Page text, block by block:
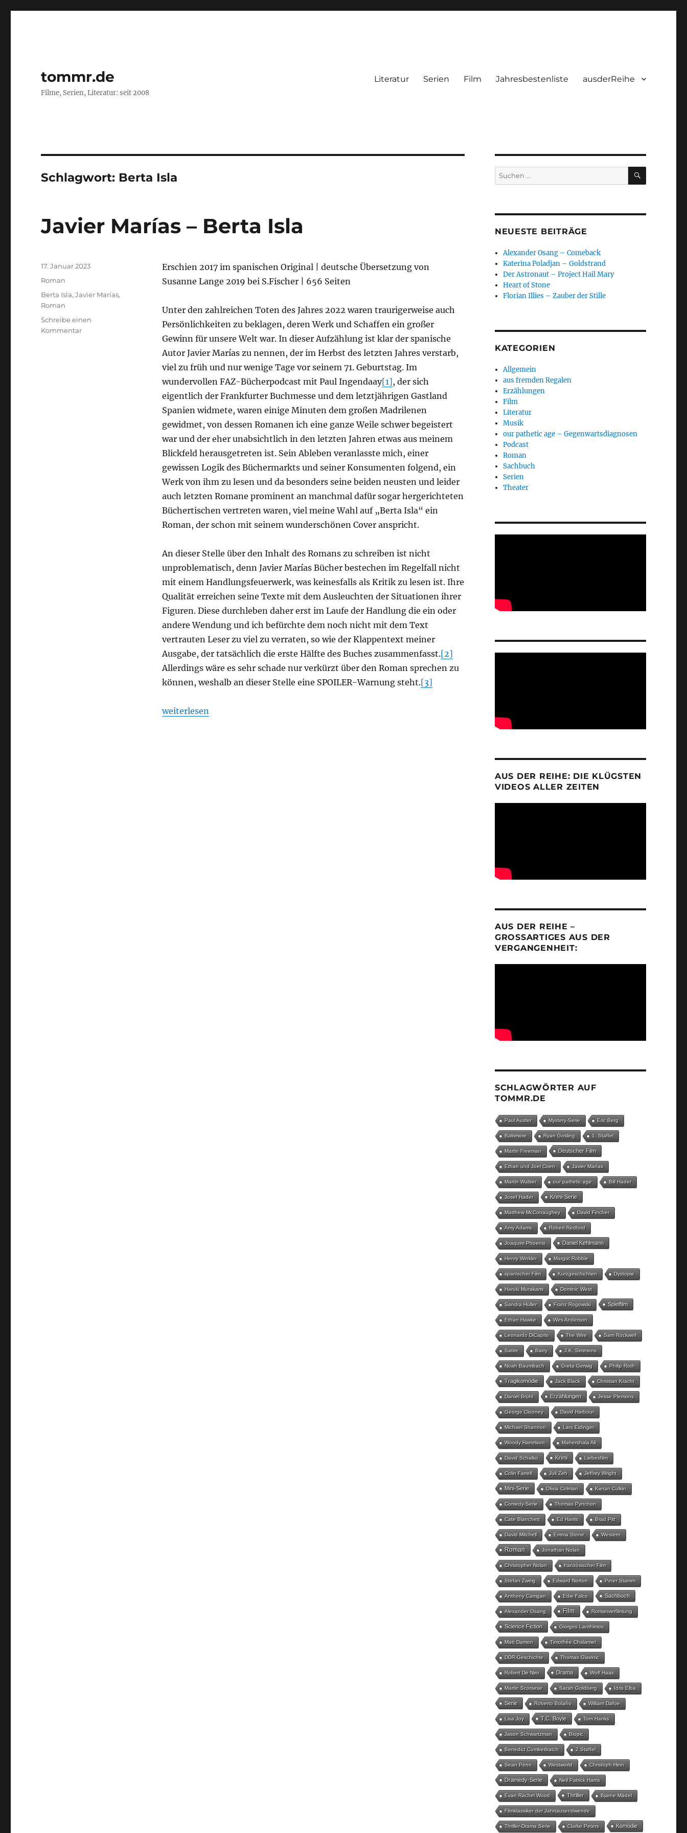
tommr.de
Filme, Serien, Literatur: seit 2008
Literatur Serien Film Jahresbestenliste ausderReihe
Schlagwort: Berta Isla
Javier Marías – Berta Isla
Erschien 2017 im spanischen Original | deutsche Übersetzung von
Susanne Lange 2019 bei S.Fischer | 656 Seiten
Unter den zahlreichen Toten des Jahres 2022 waren traurigerweise auch
Persönlichkeiten zu beklagen, deren Werk und Schaffen ein großer
Gewinn für unsere Welt war. In dieser Aufzählung ist klar der spanische
Autor Javier Marías zu nennen, der im Herbst des letzten Jahres verstarb,
viel zu früh und nur wenige Tage vor seinem 71. Geburtstag. Im
wundervollen FAZ-Bücherpodcast mit Paul Ingendaay[1], der sich
eigentlich der Frankfurter Buchmesse und dem letztjährigen Gastland
Spanien widmete, waren einige Minuten dem großen Madrilenen
gewidmet, von dessen Romanen ich eine ganze Weile schwer begeistert
war und der eher unabsichtlich in den letzten Jahren etwas aus meinem
Blickfeld herausgetreten ist. Sein Ableben veranlasste mich, einer
gewissen Logik des Büchermarkts und seiner Konsumenten folgend, ein
Werk von ihm zu lesen und da besonders seine beiden neusten und leider
auch letzten Romane prominent an manchmal dafür sogar hergerichteten
Büchertischen vertreten waren, viel meine Wahl auf „Berta Isla“ ein
Roman, der schon mit seinem wunderschönen Cover anspricht.
An dieser Stelle über den Inhalt des Romans zu schreiben ist nicht
unproblematisch, denn Javier Marías Bücher bestechen im Regelfall nicht
mit einem Handlungsfeuerwerk, was keinesfalls als Kritik zu lesen ist. Ihre
Qualität erreichen seine Texte mit dem Ausleuchten der Situationen ihrer
Figuren. Diese durchleben daher erst im Laufe der Handlung die ein oder
andere Wendung und ich befürchte dem noch nicht mit dem Text
vertrauten Leser zu viel zu verraten, so wie der Klappentext meiner
Ausgabe, der tatsächlich die erste Hälfte des Buches zusammenfasst.[2]
Allerdings wäre es sehr schade nur verkürzt über den Roman sprechen zu
können, weshalb an dieser Stelle eine SPOILER-Warnung steht.[3]
„Javier Marías – Berta Isla“
weiterlesen
Veröffentlicht
17. Januar 2023
Kategorien
Roman
Schlagwörter
Berta Isla,Javier Marías,
Roman
Schreibe einen
Kommentarzu
Suchen
nach:
SUCHEN
NEUESTE BEITRÄGE
Alexander Osang – Comeback
Katerina Poladjan – Goldstrand
Der Astronaut – Project Hail Mary
Heart of Stone
Florian Illies – Zauber der Stille
KATEGORIEN
Allgemein
aus fremden Regalen
Erzählungen
Film
Literatur
Musik
our pathetic age – Gegenwartsdiagnosen
Podcast
Roman
Sachbuch
Serien
Theater
AUS DER REIHE: DIE KLÜGSTEN
VIDEOS ALLER ZEITEN
AUS DER REIHE –
GROSSARTIGES AUS DER V
ERGANGENHEIT:
SCHLAGWÖRTER AUF
TOMMR.DE
Paul Auster Mystery-Serie Eric Berg
Baltimore Ryan Gosling 1. Staffel
Martin Freeman Deutscher Film
Ethan und Joel Coen Javier Marías
Martin Walser our pathetic age Bill Hader
Josef Hader Krimi-Serie
Matthew McConaughey David Fincher
Amy Adams Robert Redford
Joaquim Phoenix Daniel Kehlmann
Henry Winkler Margot Robbie
spanischer Film Kurzgeschichten Dystopie
Haruki Murakami Dominic West
Sandra Hüller Franz Rogowski Spielfilm
Ethan Hawke Wes Anderson
Leonardo DiCaprio The Wire Sam Rockwell
Satire Barry J.K. Simmons
Noah Baumbach Greta Gerwig Philip Roth
Tragikomödie Jack Black Christian Kracht
Daniel Brühl Erzählungen Jesse Plemons
George Clooney David Harbour
Michael Shannon Lars Eidinger
Woody Harrelson Mahershala Ali
David Schalko Krimi Liebesfilm
Colin Farrell Juli Zeh Jeffrey Wright
Mini-Serie Olivia Colman Kieran Culkin
Comedy-Serie Thomas Pynchon
Cate Blanchett Ed Harris Brad Pitt
David Mitchell Emma Stone Western
Roman Jonathan Nolan
Christopher Nolan französischer Film
Stefan Zweig Edward Norton Peter Stamm
Anthony Carrigan Edie Falco Sachbuch
Alexander Osang Film Romanverfilmung
Science Fiction Giorgos Lanthimos
Matt Damon Timothée Chalamet
DDR-Geschichte Thomas Glavinic
Robert De Niro Drama Wolf Haas
Martin Scorsese Sarah Goldberg Idris Elba
Serie Roberto Bolaño William Dafoe
Lisa Joy T.C. Boyle Tom Hanks
Jason Schwartzman Biopic
Benedict Cumberbatch 2.Staffel
Sean Penn Westworld Christoph Hein
Dramedy-Serie Neil Patrick Harris
Evan Rachel Wood Thriller Bjarne Mädel
Filmklassiker der Jahrtausendwende
Thriller-Drama Serie Clarke Peters Komödie